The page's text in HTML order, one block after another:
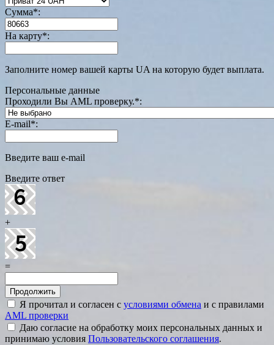
Сумма*:
На карту*:
Заполните номер вашей карты UA на которую будет выплата.
Персональные данные
Проходили Вы AML проверку.*:
E-mail*:
Введите ваш e-mail
Введите ответ
+
=
Я прочитал и согласен с условиями обмена и с правилами
AML проверки
Даю согласие на обработку моих персональных данных и
принимаю условия Пользовательского соглашения.